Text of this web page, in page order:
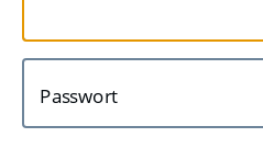
Passwort